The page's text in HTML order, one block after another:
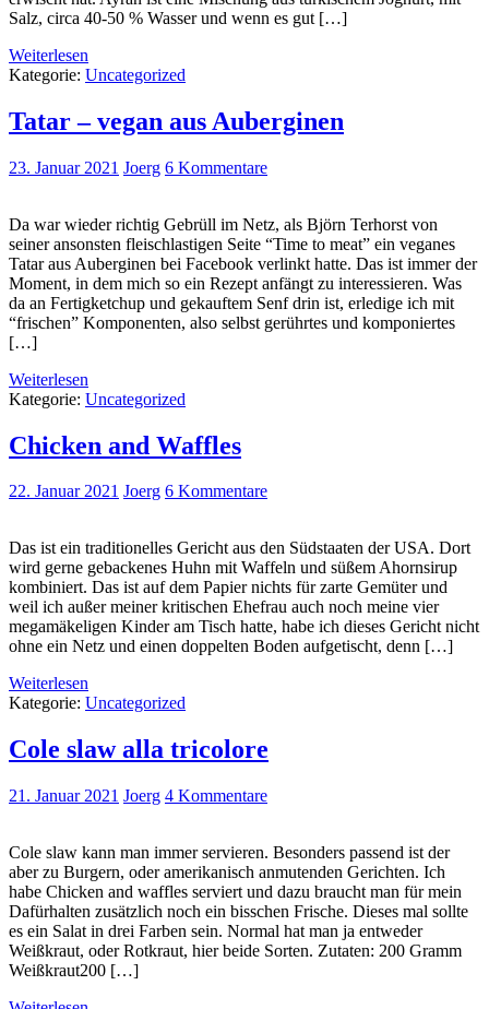
Salz, circa 40-50 % Wasser und wenn es gut […]
Weiterlesen
Kategorie: Uncategorized
Tatar – vegan aus Auberginen
23. Januar 2021 Joerg 6 Kommentare
Da war wieder richtig Gebrüll im Netz, als Björn Terhorst von
seiner ansonsten fleischlastigen Seite “Time to meat” ein veganes
Tatar aus Auberginen bei Facebook verlinkt hatte. Das ist immer der
Moment, in dem mich so ein Rezept anfängt zu interessieren. Was
da an Fertigketchup und gekauftem Senf drin ist, erledige ich mit
“frischen” Komponenten, also selbst gerührtes und komponiertes
[…]
Weiterlesen
Kategorie: Uncategorized
Chicken and Waffles
22. Januar 2021 Joerg 6 Kommentare
Das ist ein traditionelles Gericht aus den Südstaaten der USA. Dort
wird gerne gebackenes Huhn mit Waffeln und süßem Ahornsirup
kombiniert. Das ist auf dem Papier nichts für zarte Gemüter und
weil ich außer meiner kritischen Ehefrau auch noch meine vier
megamäkeligen Kinder am Tisch hatte, habe ich dieses Gericht nicht
ohne ein Netz und einen doppelten Boden aufgetischt, denn […]
Weiterlesen
Kategorie: Uncategorized
Cole slaw alla tricolore
21. Januar 2021 Joerg 4 Kommentare
Cole slaw kann man immer servieren. Besonders passend ist der
aber zu Burgern, oder amerikanisch anmutenden Gerichten. Ich
habe Chicken and waffles serviert und dazu braucht man für mein
Dafürhalten zusätzlich noch ein bisschen Frische. Dieses mal sollte
es ein Salat in drei Farben sein. Normal hat man ja entweder
Weißkraut, oder Rotkraut, hier beide Sorten. Zutaten: 200 Gramm
Weißkraut200 […]